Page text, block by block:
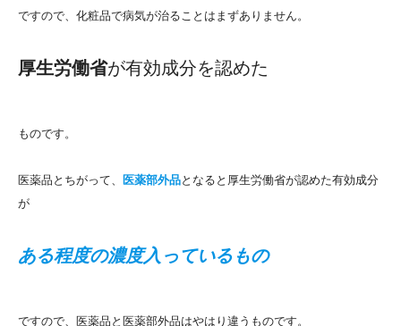
ですので、化粧品で病気が治ることはまずありません。
厚生労働省が有効成分を認めた
ものです。
医薬品とちがって、 医薬部外品となると厚生労働省が認めた有効成分
が
ある程度の濃度入っているもの
ですので、医薬品と医薬部外品はやはり違うものです。